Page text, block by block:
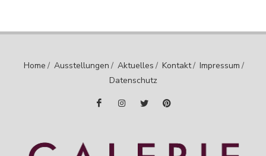
Home / Ausstellungen / Aktuelles / Kontakt/ Impressum /
Datenschutz